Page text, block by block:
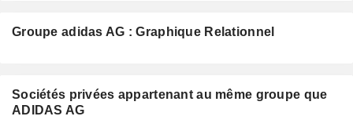
Groupe adidas AG : Graphique Relationnel
Sociétés privées appartenant au même groupe que
ADIDAS AG